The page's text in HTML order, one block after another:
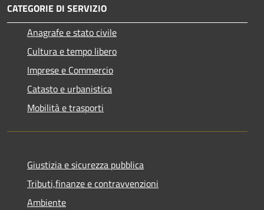
CATEGORIE DI SERVIZIO
Anagrafe e stato civile
Cultura e tempo libero
Imprese e Commercio
Catasto e urbanistica
Mobilità e trasporti
Giustizia e sicurezza pubblica
Tributi,finanze e contravvenzioni
Ambiente